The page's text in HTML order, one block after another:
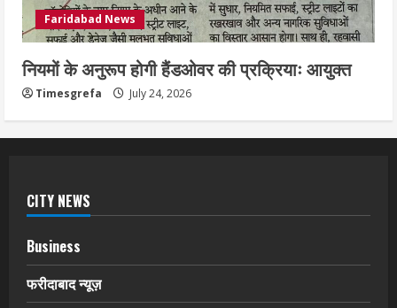
Faridabad News
नियमों के अनुरूप होगी हैंडओवर की प्रक्रियाः आयुक्त
Timesgrefa July 24, 2026
CITY NEWS
Business
फरीदाबाद न्यूज़